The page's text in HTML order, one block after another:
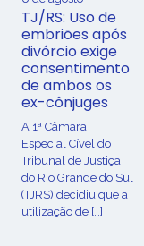
TJ/RS: Uso de
embriões após
divórcio exige
consentimento
de ambos os
ex-cônjuges
A 1ª Câmara
Especial Cível do
Tribunal de Justiça
do Rio Grande do Sul
(TJRS) decidiu que a
utilização de […]